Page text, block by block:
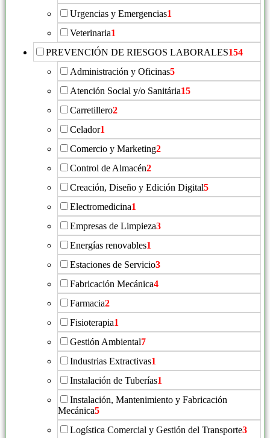
Urgencias y Emergencias1
Veterinaria1
PREVENCIÓN DE RIESGOS LABORALES154
Administración y Oficinas5
Atención Social y/o Sanitária15
Carretillero2
Celador1
Comercio y Marketing2
Control de Almacén2
Creación, Diseño y Edición Digital5
Electromedicina1
Empresas de Limpieza3
Energías renovables1
Estaciones de Servicio3
Fabricación Mecánica4
Farmacia2
Fisioterapia1
Gestión Ambiental7
Industrias Extractivas1
Instalación de Tuberías1
Instalación, Mantenimiento y Fabricación
Mecánica5
Logística Comercial y Gestión del Transporte3